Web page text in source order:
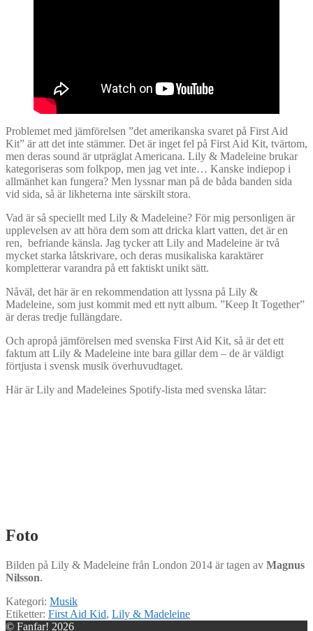
Problemet med jämförelsen ”det amerikanska svaret på First Aid
Kit” är att det inte stämmer. Det är inget fel på First Aid Kit, tvärtom,
men deras sound är utpräglat Americana. Lily & Madeleine brukar
kategoriseras som folkpop, men jag vet inte… Kanske indiepop i
allmänhet kan fungera? Men lyssnar man på de båda banden sida
vid sida, så är likheterna inte särskilt stora.
Vad är så speciellt med Lily & Madeleine? För mig personligen är
upplevelsen av att höra dem som att dricka klart vatten, det är en
ren, befriande känsla. Jag tycker att Lily and Madeleine är två
mycket starka låtskrivare, och deras musikaliska karaktärer
kompletterar varandra på ett faktiskt unikt sätt.
Nåväl, det här är en rekommendation att lyssna på Lily &
Madeleine, som just kommit med ett nytt album. ”Keep It Together”
är deras tredje fullängdare.
Och apropå jämförelsen med svenska First Aid Kit, så är det ett
faktum att Lily & Madeleine inte bara gillar dem – de är väldigt
förtjusta i svensk musik överhuvudtaget.
Här är Lily and Madeleines Spotify-lista med svenska låtar:
Foto
Bilden på Lily & Madeleine från London 2014 är tagen av Magnus
Nilsson.
Kategori: Musik
Etiketter: First Aid Kid, Lily & Madeleine
© Fanfar! 2026